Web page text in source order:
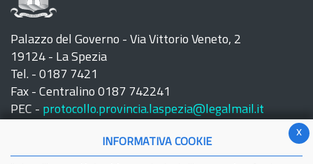
Palazzo del Governo - Via Vittorio Veneto, 2
19124 - La Spezia
Tel. - 0187 7421
Fax - Centralino 0187 742241
PEC - protocollo.provincia.laspezia@legalmail.it
x
INFORMATIVA COOKIE